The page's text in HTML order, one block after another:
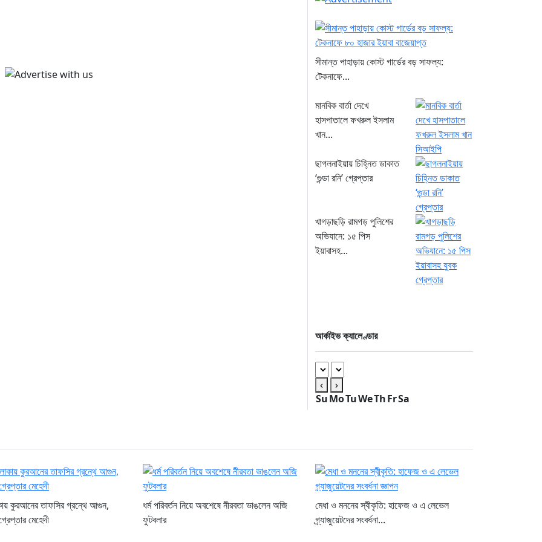
সীমান্ত পাহাড়ায় কোস্ট গার্ডের বড় সাফল্য:
টেকনাফে...
মানবিক বার্তা দেখে
হাসপাতালে ফখরুল ইসলাম
খান...
ছাগলনাইয়ায় চিহ্নিত ডাকাত
‘গুন্ডা রনি’ গ্রেপ্তার
খাগড়াছড়ি রামগড় পুলিশের
অভিযানে: ১৫ পিস
ইয়াবাসহ...
আর্কাইভ ক্যালেণ্ডার
‹
›
SuMoTuWeThFrSa
কুরআনের তাফসির গ্রন্থে আগুন,
মেহেদী
ধর্ম পরিবর্তন নিয়ে অবশেষে নীরবতা ভাঙলেন অজি
ফুটবলার
মেধা ও মননের স্বীকৃতি: হাফেজ ও এ লেভেল
গ্র্যাজুয়েটদের সংবর্ধনা...